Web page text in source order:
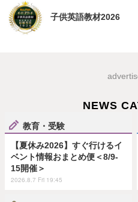
子供英語教材2026
NEWS
教育・受験
【夏休み2026】すぐ行けるイ
ベント情報おまとめ便＜8/9-
15開催＞
2026.8.7 Fri 19:45